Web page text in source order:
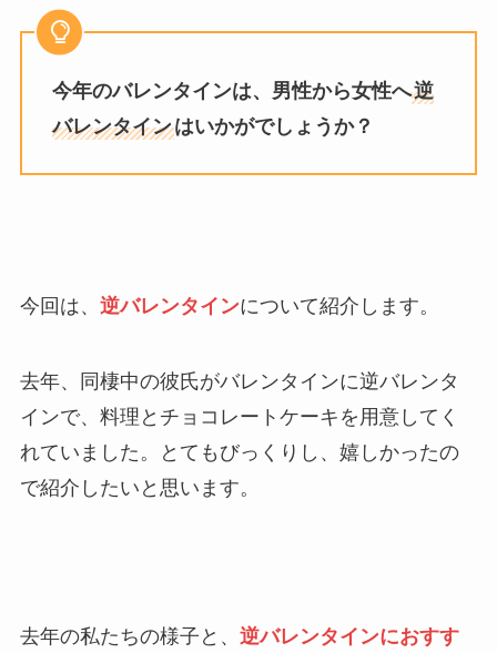
今年のバレンタインは、男性から女性へ逆
バレンタインはいかがでしょうか？
今回は、 逆バレンタインについて紹介します。
去年、同棲中の彼氏がバレンタインに逆バレンタ
インで、料理とチョコレートケーキを用意してく
れていました。とてもびっくりし、嬉しかったの
で紹介したいと思います。
去年の私たちの様子と、 逆バレンタインにおすす